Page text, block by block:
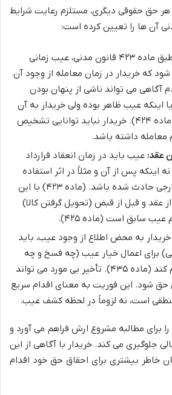
حق حقوقی دیگری، مستلزم رعایت شرایط
آن ها را تعیین کرده است:
طبق ماده ۴۲۳ قانون مدنی، عیب زمانی
که خریدار در زمان معامله از وجود آن
آگاهی می تواند ناشی از پنهان بودن
اینکه عیب ظاهر بوده ولی خریدار به آن
توجه نکرده است (ماده ۴۲۴). خریدار نباید توانایی تشخیص
معامله داشته باشد.
عقد: عیب باید در زمان انعقاد قرارداد
اینکه پس از آن و مثلاً در اثر استفاده
خریدار یا عوامل خارجی حادث شده باشد. (ماده ۴۲۳) با این
عقد و قبل از قبض (تحویل گرفتن کالا)
سابق است (ماده ۴۲۵).
خریدار به محض اطلاع از وجود عیب، باید
برای اعمال خیار عیب (چه فسخ و چه
مطالبه ارش) اقدام کند (ماده ۴۳۵). تأخیر بی مورد می تواند
شود. این فوریت به معنای اقدام سریع
است، نه لزوماً در لحظه کشف عیب.
برای مطالبه مشروع ارش فراهم می آورد و
جلوگیری می کند. خریدار با آگاهی از این
خاطر بیشتری برای احقاق حق خود اقدام